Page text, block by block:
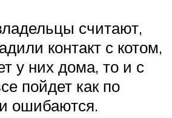
считают,
контакт с котом,
у них дома, то и с
пойдет как по
ошибаются.